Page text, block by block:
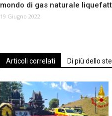
mondo di gas naturale
19 Giugno 2022
Articoli correlati Di più dello